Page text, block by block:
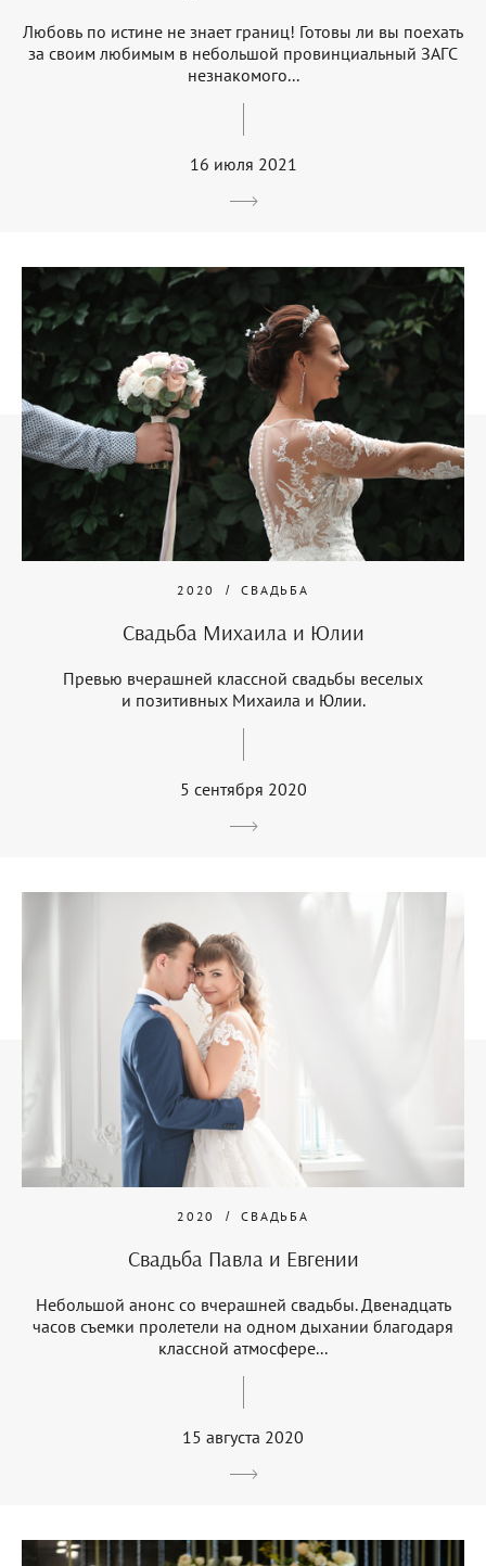
Любовь по истине не знает границ! Готовы ли вы поехать
за своим любимым в небольшой провинциальный ЗАГС
незнакомого...
16 июля 2021
2020 СВАДЬБА
Свадьба Михаила и Юлии
Превью вчерашней классной свадьбы веселых
и позитивных Михаила и Юлии.
5 сентября 2020
2020 СВАДЬБА
Свадьба Павла и Евгении
Небольшой анонс со вчерашней свадьбы. Двенадцать
часов съемки пролетели на одном дыхании благодаря
классной атмосфере...
15 августа 2020